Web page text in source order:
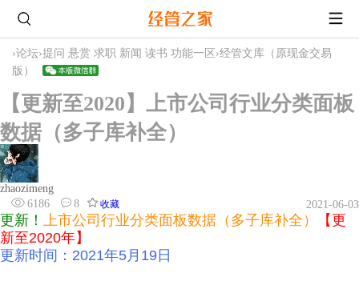
›论坛›提问 悬赏 求职 新闻 读书 功能一区 ›经管文库（原现金交易
版）
【更新至2020】上市公司行业分类面板
数据（多子库补全）
zhaozimeng
6186
8 收藏 2021-06-03
更新！ 上市公司行业分类面板数据（多子库补全）
【更
新至2020年】
更新时间：2021年5月19日